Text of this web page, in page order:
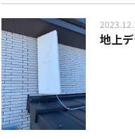
地上